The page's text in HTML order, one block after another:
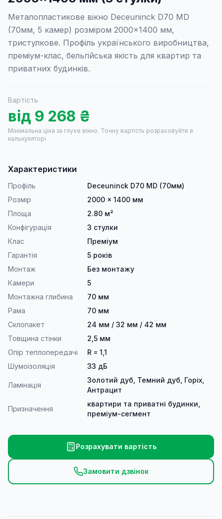
Металопластикове вікно Deceuninck D70 MD
(70мм, 5 камер) розміром 2000×1400 мм,
тристулкове. Профіль українського виробництва,
преміум-клас, бельгійська якість для квартир та
приватних будинків.
Вартість
від 9 268 ₴
Мінімальна ціна за глухе вікно. Точну вартість розраховуйте в
калькуляторі
Характеристики
Профіль
Deceuninck D70 MD (70мм)
Розмір
2000 × 1400 мм
Площа
2.80 м²
Конфігурація
3 стулки
Клас
Преміум
Гарантія
5 років
Монтаж
Без монтажу
Камери
5
Монтажна глибина
70 мм
Рама
70 мм
Склопакет
24 мм / 32 мм / 42 мм
Товщина стінки
2,5 мм
Опір теплопередачі
R = 1,1
Шумоізоляція
33 дБ
Ламінація
Золотий дуб, Темний дуб, Горіх,
Антрацит
Призначення
квартири та приватні будинки,
преміум-сегмент
Розрахувати вартість
Замовити дзвінок